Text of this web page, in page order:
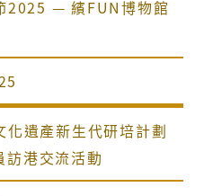
2025 — 繽FUN博物館
化遺產新生代研培計劃
港交流活動